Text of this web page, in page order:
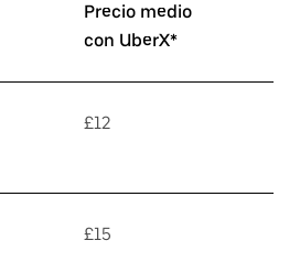
Precio medio
con UberX*
£12
£15